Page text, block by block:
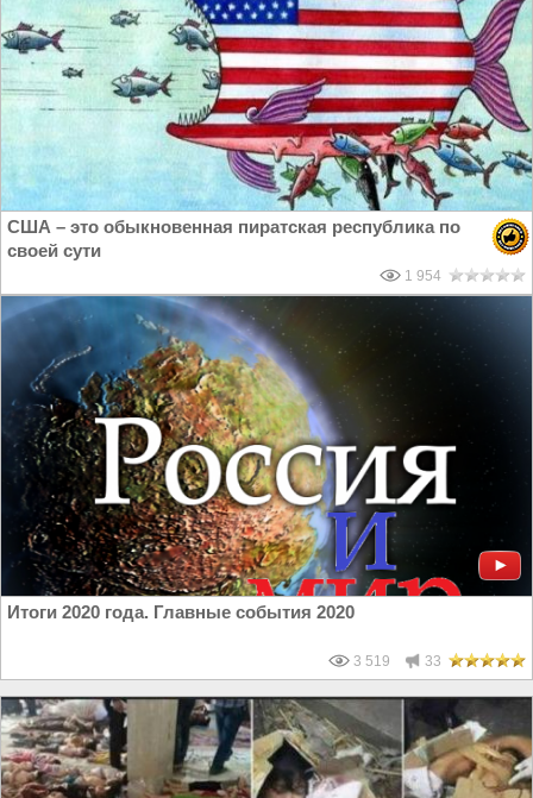
США – это обыкновенная пиратская республика по
своей сути
1 954
Итоги 2020 года. Главные события 2020
3 519 33